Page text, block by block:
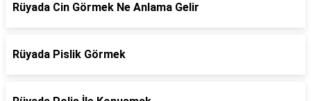
Rüyada Cin Görmek Ne Anlama Gelir
Rüyada Pislik Görmek